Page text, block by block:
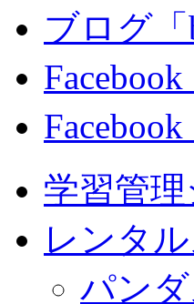
ブログ
Facebook
学習管
レンタ
パン